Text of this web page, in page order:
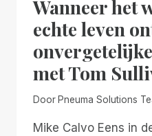
Wanneer het
echte leven
met Tom
Door Pneuma Solutions
Mike Calvo Eens in